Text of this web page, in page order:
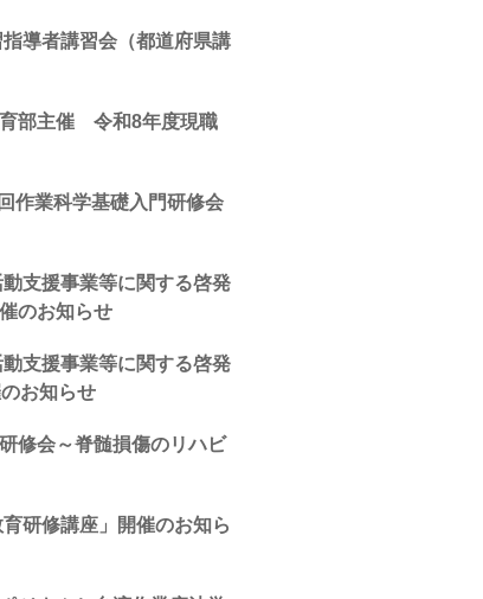
導者講習会（都道府県講
部主催 令和8年度現職
作業科学基礎入門研修会
支援事業等に関する啓発
のお知らせ
支援事業等に関する啓発
お知らせ
修会～脊髄損傷のリハビ
研修講座」開催のお知ら